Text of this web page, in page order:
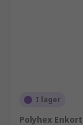
projekt.
deras
I lager
Polyhex